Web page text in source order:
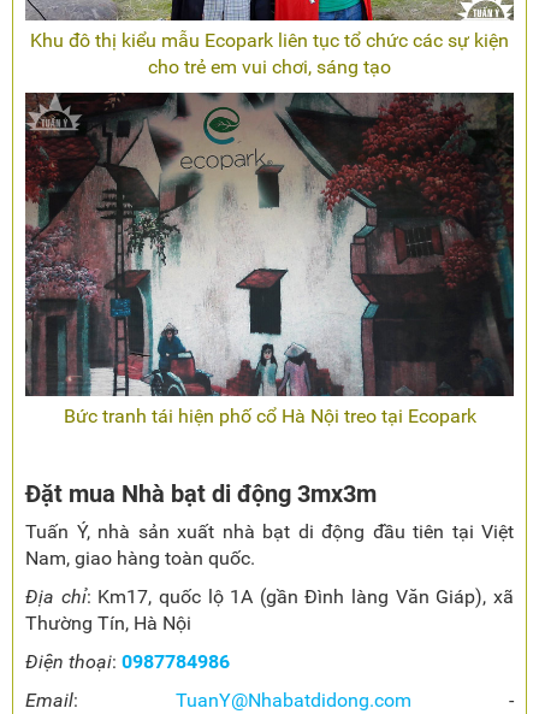
Khu đô thị kiểu mẫu Ecopark liên tục tổ chức các sự kiện
cho trẻ em vui chơi, sáng tạo
Bức tranh tái hiện phố cổ Hà Nội treo tại Ecopark
Đặt mua Nhà bạt di động 3mx3m
Tuấn Ý, nhà sản xuất nhà bạt di động đầu tiên tại Việt
Nam, giao hàng toàn quốc.
Địa chỉ: Km17, quốc lộ 1A (gần Đình làng Văn Giáp), xã
Thường Tín, Hà Nội
Điện thoại: 0987784986
Email: TuanY@Nhabatdidong.com -